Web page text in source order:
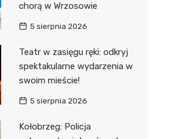
chorą w Wrzosowie
5 sierpnia 2026
Teatr w zasięgu ręki: odkryj
spektakularne wydarzenia w
swoim mieście!
5 sierpnia 2026
Kołobrzeg: Policja